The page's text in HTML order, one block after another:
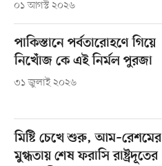
০১ আগস্ট ২০২৬
পাকিস্তানে পর্বতারোহণে গিয়ে
নিখোঁজ কে এই নির্মল পুরজা
৩১ জুলাই ২০২৬
মিষ্টি চেখে শুরু, আম–রেশমের
মুগ্ধতায় শেষ ফরাসি রাষ্ট্রদূতের